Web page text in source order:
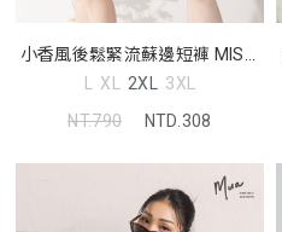
小香風後鬆緊流蘇邊短褲 MISS.
中大尺碼褲子
L XL 2XL 3XL
NT.790
NTD.308